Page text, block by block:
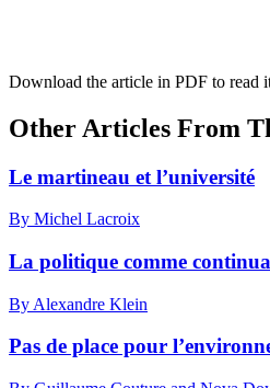
Download the article in PDF to read
Other Articles From
Le martineau et l’université
By Michel Lacroix
La politique comme
By Alexandre Klein
Pas de place pour